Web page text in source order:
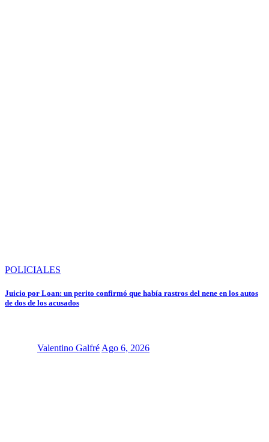
POLICIALES
Juicio por Loan: un perito confirmó que había rastros del nene en los autos
de dos de los acusados
Valentino Galfré Ago 6, 2026